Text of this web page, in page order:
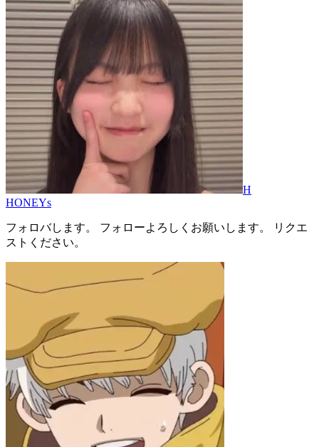
H
HONEYs
フォロバします。 フォローよろしくお願いします。 リクエ
ストください。